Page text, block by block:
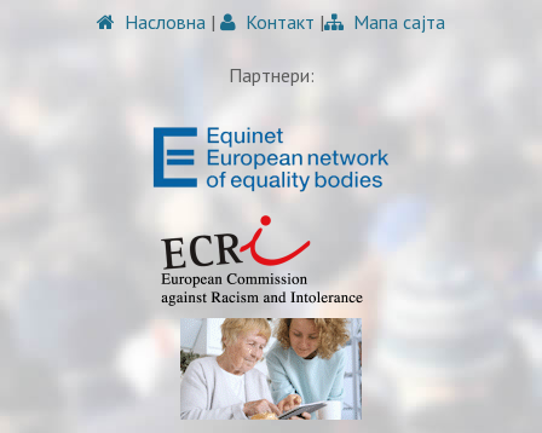
Насловна | Контакт | Мапа сајта
Партнери: